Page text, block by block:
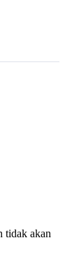
tidak akan